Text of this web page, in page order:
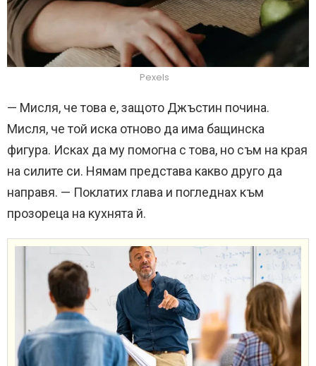
Pexels
— Мисля, че това е, защото Джъстин почина.
Мисля, че той иска отново да има бащинска
фигура. Исках да му помогна с това, но съм на края
на силите си. Нямам представа какво друго да
направя. — Поклатих глава и погледнах към
прозореца на кухнята й.